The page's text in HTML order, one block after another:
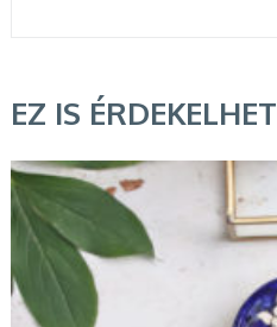
EZ IS ÉRDEKELHET